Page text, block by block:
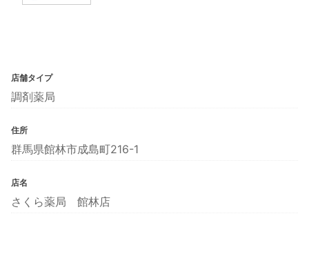
店舗タイプ
調剤薬局
住所
群馬県館林市成島町216-1
店名
さくら薬局 館林店